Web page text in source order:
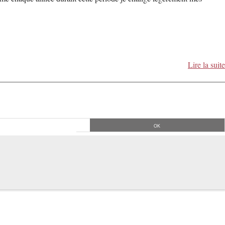
Lire la suite